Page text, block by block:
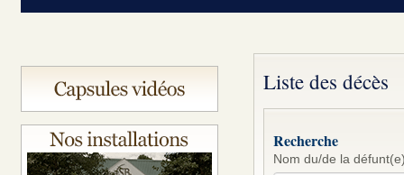
Liste des décès
Recherche
Nom du/de la